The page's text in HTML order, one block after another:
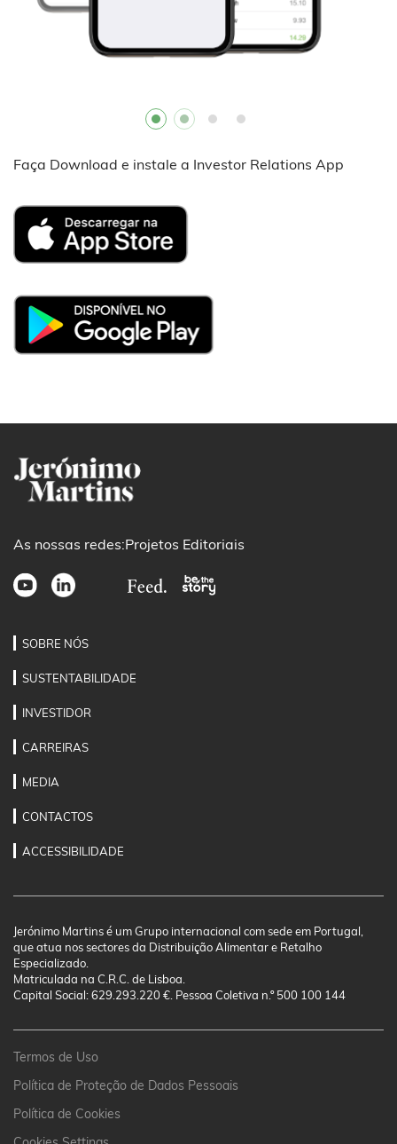
Faça Download e instale a Investor Relations App
As nossas redes:Projetos Editoriais
SOBRE NÓS
SUSTENTABILIDADE
INVESTIDOR
CARREIRAS
MEDIA
CONTACTOS
ACCESSIBILIDADE
Jerónimo Martins é um Grupo internacional com sede em Portugal,
que atua nos sectores da Distribuição Alimentar e Retalho
Especializado.
Matriculada na C.R.C. de Lisboa.
Capital Social: 629.293.220 €. Pessoa Coletiva n.º 500 100 144
Termos de Uso
Política de Proteção de Dados Pessoais
Política de Cookies